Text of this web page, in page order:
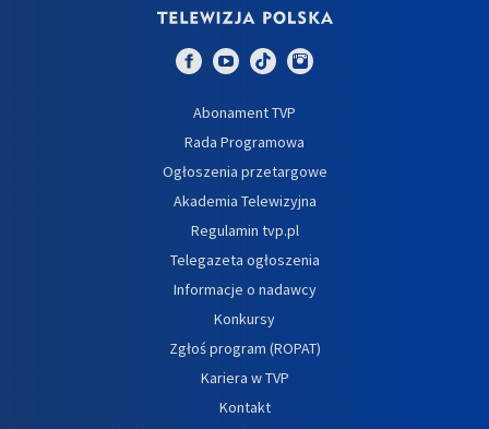
Abonament TVP
Rada Programowa
Ogłoszenia przetargowe
Akademia Telewizyjna
Regulamin tvp.pl
Telegazeta ogłoszenia
Informacje o nadawcy
Konkursy
Zgłoś program (ROPAT)
Kariera w TVP
Kontakt